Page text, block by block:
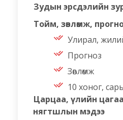
Зудын эрсдэлийн
Тойм, зөвлөмж,
Улирал,
Прогноз
Зөвлөмж
10 хоног,
Царцаа, үлийн
нягтшлын мэдээ